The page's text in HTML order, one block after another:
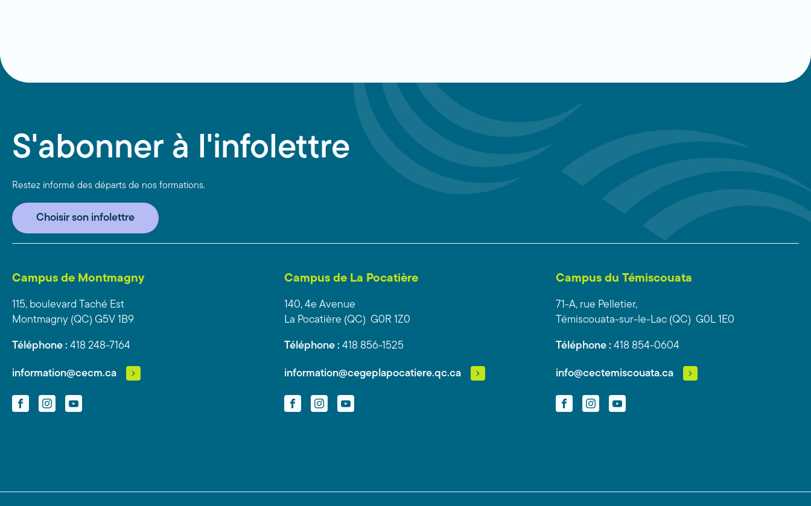
S'abonner à l'infolettre
Restez informé des départs de nos formations.
Choisir son infolettre
Campus de Montmagny
115, boulevard Taché Est
Montmagny (QC) G5V 1B9
Téléphone : 418 248-7164
information@cecm.ca
FacebookInstagramYouTube
Campus de La Pocatière
140, 4e Avenue
La Pocatière (QC) G0R 1Z0
Téléphone : 418 856-1525
information@cegeplapocatiere.qc.ca
FacebookInstagramYouTube
Campus du Témiscouata
71-A, rue Pelletier,
Témiscouata-sur-le-Lac (QC) G0L 1E0
Téléphone : 418 854-0604
info@cectemiscouata.ca
FacebookInstagramYouTube